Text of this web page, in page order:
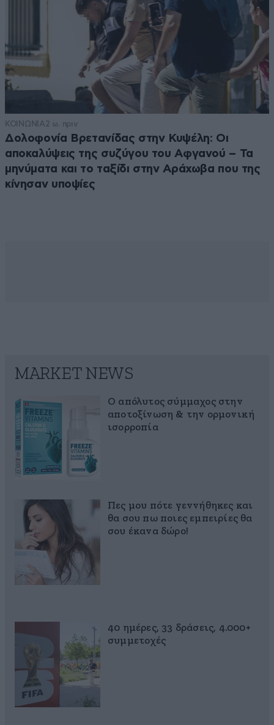
ΚΟΙΝΩΝΙΑ2 ω. πριν
Δολοφονία Βρετανίδας στην Κυψέλη: Οι
αποκαλύψεις της συζύγου του Αφγανού – Τα
μηνύματα και το ταξίδι στην Αράχωβα που της
κίνησαν υποψίες
MARKET NEWS
Ο απόλυτος σύμμαχος στην
αποτοξίνωση & την ορμονική
ισορροπία
Πες μου πότε γεννήθηκες και
θα σου πω ποιες εμπειρίες θα
σου έκανα δώρο!
40 ημέρες, 33 δράσεις, 4.000+
συμμετοχές